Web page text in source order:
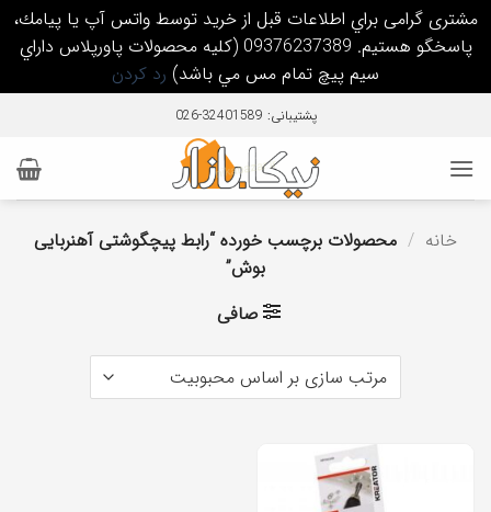
مشتری گرامی براي اطلاعات قبل از خريد توسط واتس آپ يا پيامك،
پاسخگو هستيم. 09376237389 (كليه محصولات پاورپلاس داراي
سيم پيچ تمام مس مي باشد) رد کردن
content
پشتیبانی: 32401589-026
خانه / محصولات برچسب خورده “رابط پیچگوشتی آهنربایی
بوش”
صافی